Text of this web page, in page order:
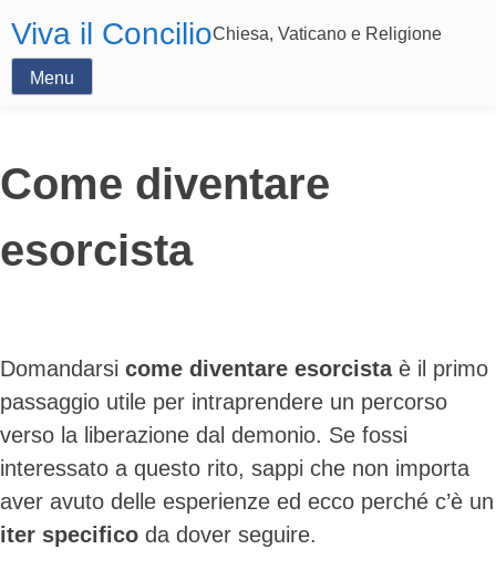
Viva il ConcilioChiesa, Vaticano e Religione
Menu
Come diventare
esorcista
Domandarsi come diventare esorcistaè il primo
passaggio utile per intraprendere un percorso
verso la liberazione dal demonio. Se fossi
interessato a questo rito, sappi che non importa
aver avuto delle esperienze ed ecco perché c’è un
iter specifico da dover seguire.